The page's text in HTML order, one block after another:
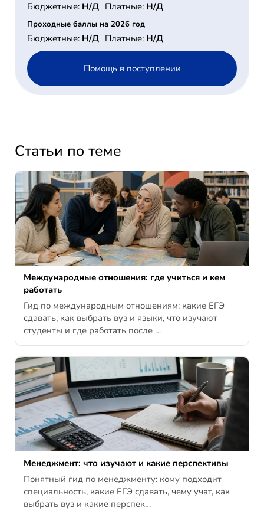
Бюджетные: Н/Д Платные: Н/Д
Проходные баллы на 2026 год
Бюджетные: Н/Д Платные: Н/Д
Помощь в поступлении
Статьи по теме
Международные отношения: где учиться и кем
работать
Гид по международным отношениям: какие ЕГЭ
сдавать, как выбрать вуз и языки, что изучают
студенты и где работать после …
Менеджмент: что изучают и какие перспективы
Понятный гид по менеджменту: кому подходит
специальность, какие ЕГЭ сдавать, чему учат, как
выбрать вуз и какие перспек…